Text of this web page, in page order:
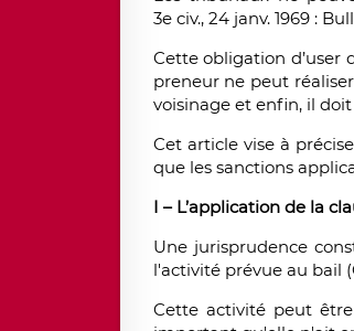
3e civ., 24 janv. 1969 :
Cette obligation d’user
preneur ne peut
voisinage et enfin, il
Cet article vise à
que les sanctions
I – L’application de la
Une jurisprudence
l'activité prévue au bail
Cette activité peut